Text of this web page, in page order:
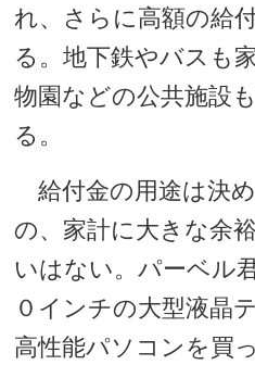
れ、さらに高額の給
る。地下鉄やバスも
物園などの公共施設
る。
給付金の用途は決
の、家計に大きな余
いはない。パーベル
０インチの大型液晶
高性能パソコンを買